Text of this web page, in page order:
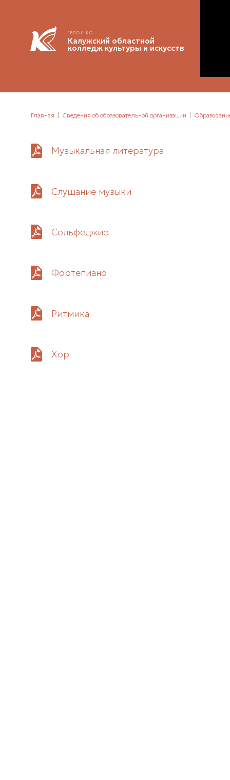
ГБПОУ КО
Калужский областной
колледж культуры и искусств
Главная Сведения об образовательной организации
Музыкальная литература
Слушание музыки
Сольфеджио
Фортепиано
Ритмика
Хор